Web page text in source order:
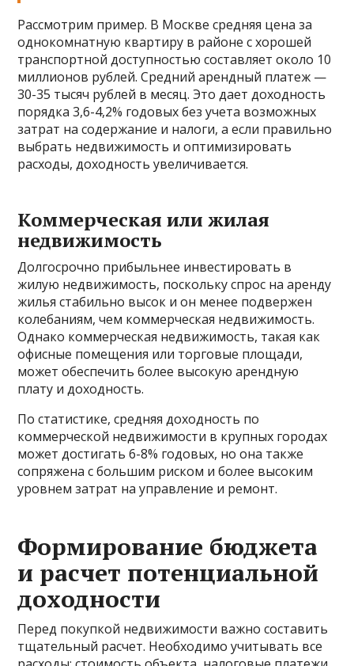
Рассмотрим пример. В Москве средняя цена за
однокомнатную квартиру в районе с хорошей
транспортной доступностью составляет около 10
миллионов рублей. Средний арендный платеж —
30-35 тысяч рублей в месяц. Это дает доходность
порядка 3,6-4,2% годовых без учета возможных
затрат на содержание и налоги, а если правильно
выбрать недвижимость и оптимизировать
расходы, доходность увеличивается.
Коммерческая или жилая
недвижимость
Долгосрочно прибыльнее инвестировать в
жилую недвижимость, поскольку спрос на аренду
жилья стабильно высок и он менее подвержен
колебаниям, чем коммерческая недвижимость.
Однако коммерческая недвижимость, такая как
офисные помещения или торговые площади,
может обеспечить более высокую арендную
плату и доходность.
По статистике, средняя доходность по
коммерческой недвижимости в крупных городах
может достигать 6-8% годовых, но она также
сопряжена с большим риском и более высоким
уровнем затрат на управление и ремонт.
Формирование бюджета
и расчет потенциальной
доходности
Перед покупкой недвижимости важно составить
тщательный расчет. Необходимо учитывать все